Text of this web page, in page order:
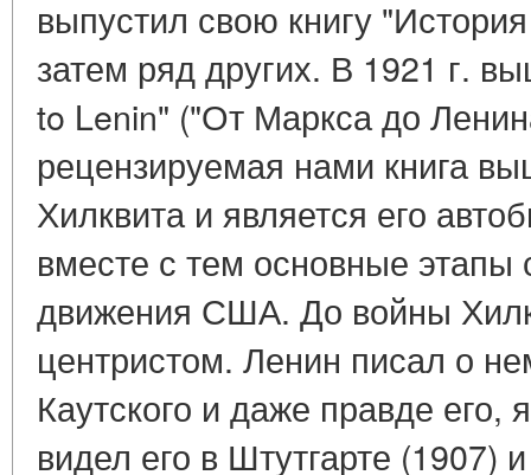
выпустил свою книгу
затем ряд других. В 1921 г.
to Lenin" ("От Маркса до
рецензируемая нами книга
Хилквита и является его
вместе с тем основные этапы
движения США. До войны
центристом. Ленин писал о
Каутского и даже правде его,
видел его в Штутгарте (1907)